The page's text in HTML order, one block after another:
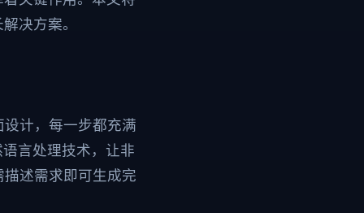
决方案。
计，每一步都充满
言处理技术，让非
述需求即可生成完